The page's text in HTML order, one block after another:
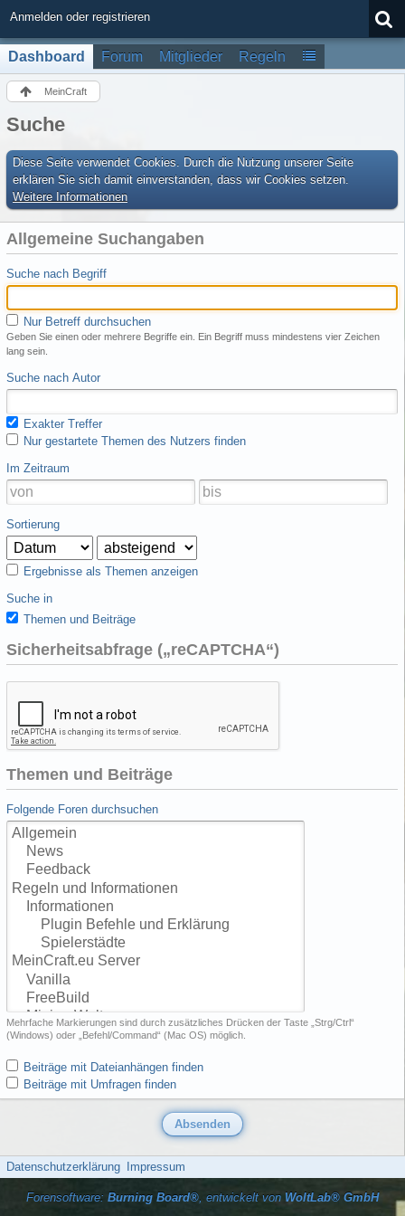
Anmelden oder registrieren
Dashboard Forum Mitglieder Regeln
MeinCraft
Suche
Diese Seite verwendet Cookies. Durch die Nutzung unserer Seite
erklären Sie sich damit einverstanden, dass wir Cookies setzen.
Weitere Informationen
Allgemeine Suchangaben
Suche nach Begriff
Nur Betreff durchsuchen
Geben Sie einen oder mehrere Begriffe ein. Ein Begriff muss mindestens vier Zeichen
lang sein.
Suche nach Autor
Exakter Treffer
Nur gestartete Themen des Nutzers finden
Im Zeitraum
Sortierung
Ergebnisse als Themen anzeigen
Suche in
Themen und Beiträge
Sicherheitsabfrage („reCAPTCHA“)
Themen und Beiträge
Folgende Foren durchsuchen
Mehrfache Markierungen sind durch zusätzliches Drücken der Taste „Strg/Ctrl“
(Windows) oder „Befehl/Command“ (Mac OS) möglich.
Beiträge mit Dateianhängen finden
Beiträge mit Umfragen finden
Datenschutzerklärung Impressum
Forensoftware: Burning Board®, entwickelt von WoltLab® GmbH